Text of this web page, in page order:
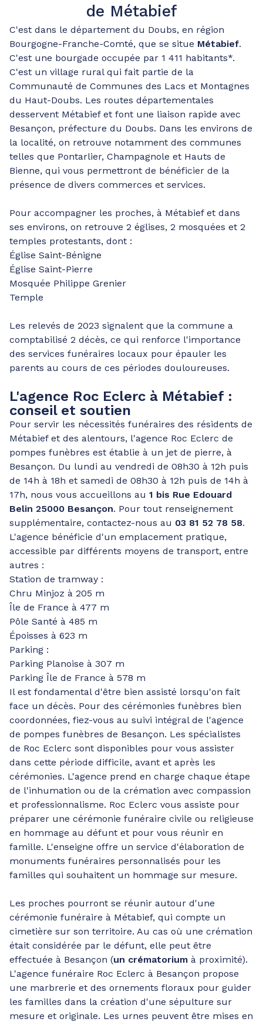
de Métabief
C'est dans le département du Doubs, en région
Bourgogne-Franche-Comté, que se situe Métabief.
C'est une bourgade occupée par 1 411 habitants*.
C'est un village rural qui fait partie de la
Communauté de Communes des Lacs et Montagnes
du Haut-Doubs. Les routes départementales
desservent Métabief et font une liaison rapide avec
Besançon, préfecture du Doubs. Dans les environs de
la localité, on retrouve notamment des communes
telles que Pontarlier, Champagnole et Hauts de
Bienne, qui vous permettront de bénéficier de la
présence de divers commerces et services.
Pour accompagner les proches, à Métabief et dans
ses environs, on retrouve 2 églises, 2 mosquées et 2
temples protestants, dont :
Église Saint-Bénigne
Église Saint-Pierre
Mosquée Philippe Grenier
Temple
Les relevés de 2023 signalent que la commune a
comptabilisé 2 décès, ce qui renforce l'importance
des services funéraires locaux pour épauler les
parents au cours de ces périodes douloureuses.
L'agence Roc Eclerc à Métabief :
conseil et soutien
Pour servir les nécessités funéraires des résidents de
Métabief et des alentours, l'agence Roc Eclerc de
pompes funèbres est établie à un jet de pierre, à
Besançon. Du lundi au vendredi de 08h30 à 12h puis
de 14h à 18h et samedi de 08h30 à 12h puis de 14h à
17h, nous vous accueillons au 1 bis Rue Edouard
Belin 25000 Besançon. Pour tout renseignement
supplémentaire, contactez-nous au 03 81 52 78 58.
L'agence bénéficie d'un emplacement pratique,
accessible par différents moyens de transport, entre
autres :
Station de tramway :
Chru Minjoz à 205 m
Île de France à 477 m
Pôle Santé à 485 m
Époisses à 623 m
Parking :
Parking Planoise à 307 m
Parking Île de France à 578 m
Il est fondamental d'être bien assisté lorsqu'on fait
face un décès. Pour des cérémonies funèbres bien
coordonnées, fiez-vous au suivi intégral de l'agence
de pompes funèbres de Besançon. Les spécialistes
de Roc Eclerc sont disponibles pour vous assister
dans cette période difficile, avant et après les
cérémonies. L'agence prend en charge chaque étape
de l'inhumation ou de la crémation avec compassion
et professionnalisme. Roc Eclerc vous assiste pour
préparer une cérémonie funéraire civile ou religieuse
en hommage au défunt et pour vous réunir en
famille. L'enseigne offre un service d'élaboration de
monuments funéraires personnalisés pour les
familles qui souhaitent un hommage sur mesure.
Les proches pourront se réunir autour d'une
cérémonie funéraire à Métabief, qui compte un
cimetière sur son territoire. Au cas où une crémation
était considérée par le défunt, elle peut être
effectuée à Besançon (un crématorium à proximité).
L'agence funéraire Roc Eclerc à Besançon propose
une marbrerie et des ornements floraux pour guider
les familles dans la création d'une sépulture sur
mesure et originale. Les urnes peuvent être mises en